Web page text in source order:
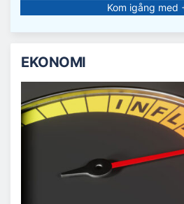
Kom igång med
EKONOMI